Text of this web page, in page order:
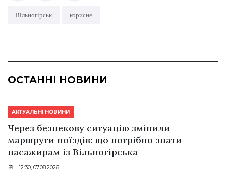
Вільногірськ корисне
ОСТАННІ НОВИНИ
АКТУАЛЬНІ НОВИНИ
Через безпекову ситуацію змінили
маршрути поїздів: що потрібно знати
пасажирам із Вільногірська
12:30, 07.08.2026